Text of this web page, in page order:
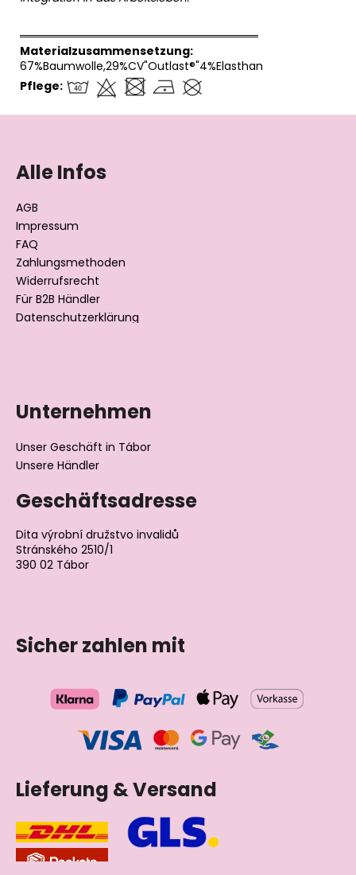
══════════════════════════════
Materialzusammensetzung:
67%Baumwolle,29%CV"Outlast®"4%Elasthan
Pflege:
Alle Infos
AGB
Impressum
FAQ
Zahlungsmethoden
Widerrufsrecht
Für B2B Händler
Datenschutzerklärung
Unternehmen
Unser Geschäft in Tábor
Unsere Händler
Geschäftsadresse
Dita výrobní družstvo invalidů
Stránského 2510/1
390 02 Tábor
Sicher zahlen mit
Lieferung & Versand